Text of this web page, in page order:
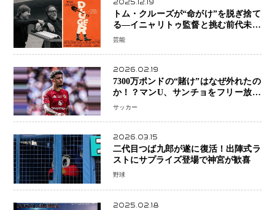
2025.12.19
トム・クルーズが“命がけ”を脱ぎ捨て
る―イニャリトゥ監督と挑む前代未聞
の大惨事コメディ「DIGGER ディガ
芸能
2026.02.19
7300万ポンドの“賭け”はなぜ外れたの
か！？マンU、サンチョをフリー放出
へ・・・補強戦略の転換点に
サッカー
2026.03.15
二代目つば九郎が遂に復活！出陣式ラ
ストにサプライズ登場で神宮が歓喜
野球
2025.02.18